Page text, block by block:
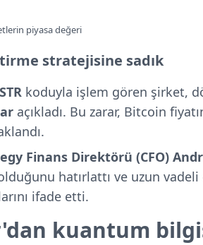
piyasa değeri
stratejisine sadık
koduyla işlem gören şirket,
açıkladı. Bu zarar, Bitcoin
Finans Direktörü (CFO)
hatırlattı ve uzun
ifade etti.
kuantum